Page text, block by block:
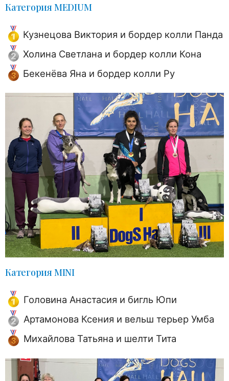
Категория MEDIUM
Кузнецова Виктория и бордер колли Панда
Холина Светлана и бордер колли Кона
Бекенёва Яна и бордер колли Ру
Категория MINI
Головина Анастасия и бигль Юпи
Артамонова Ксения и вельш терьер Умба
Михайлова Татьяна и шелти Тита